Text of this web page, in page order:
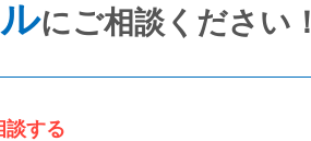
にご相談ください！
談する